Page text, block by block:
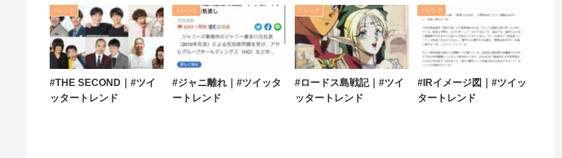
トレンド
#THE SECOND｜#ツイ
ッタートレンド
トレンド
#ジャニ離れ｜#ツイッタ
ートレンド
トレンド
#ロードス島戦記｜#ツイ
ッタートレンド
トレンド
#IRイメージ図｜#ツイッ
タートレンド